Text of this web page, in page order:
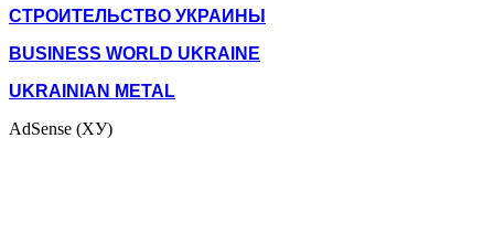
СТРОИТЕЛЬСТВО УКРАИНЫ
BUSINESS WORLD UKRAINE
UKRAINIAN METAL
AdSense (ХУ)